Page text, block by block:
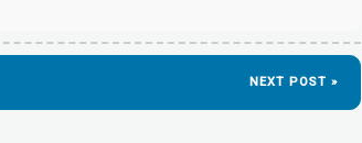
NEXT POST »